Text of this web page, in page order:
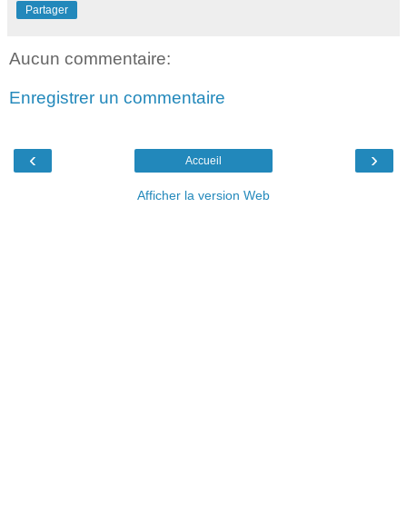
Partager
Aucun commentaire:
Enregistrer un commentaire
‹ ›
Accueil
Afficher la version Web